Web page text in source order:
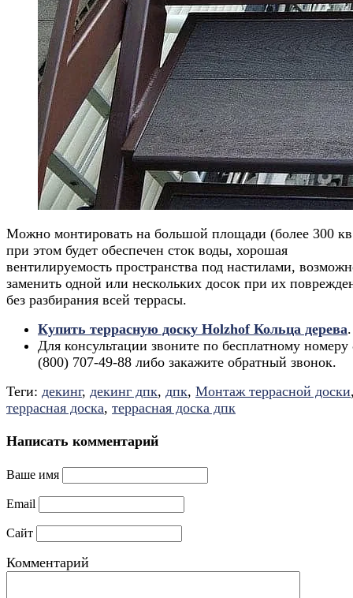
Можно монтировать на большой площади (более 300
при этом будет обеспечен сток воды, хорошая
вентилируемость пространства под настилами,
заменить одной или нескольких досок при их
без разбирания всей террасы.
Купить террасную доску Holzhof Кольца дерева.
Для консультации звоните по бесплатному номеру
(800) 707-49-88 либо закажите обратный звонок.
Теги: декинг, декинг дпк, дпк, Монтаж террасной доски
террасная доска, террасная доска дпк
Написать комментарий
Ваше имя
Email
Сайт
Комментарий